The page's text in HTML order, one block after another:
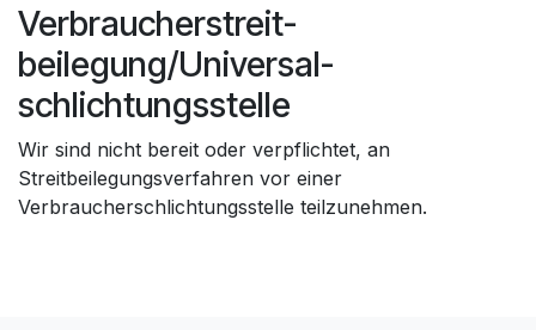
Verbraucher­streit­
beilegung/Universal­
schlichtungs­stelle
Wir sind nicht bereit oder verpflichtet, an
Streitbeilegungsverfahren vor einer
Verbraucherschlichtungsstelle teilzunehmen.